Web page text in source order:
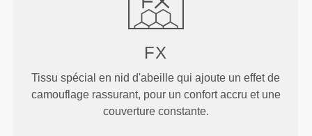
FX
Tissu spécial en nid d'abeille qui ajoute un effet de
camouflage rassurant, pour un confort accru et une
couverture constante.